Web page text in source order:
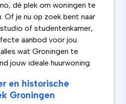
dé plek om woningen te
Of je nu op zoek bent naar
of studentenkamer,
aanbod voor jou.
wat Groningen te
jouw ideale huurwoning.
en historische
Groningen